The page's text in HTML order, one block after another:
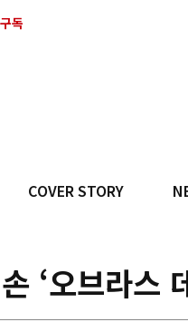
독
COVER STORY
‘오브라스